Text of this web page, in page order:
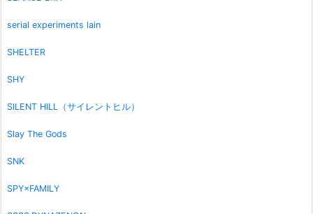
serial experiments lain
SHELTER
SHY
SILENT HILL（サイレントヒル）
Slay The Gods
SNK
SPY×FAMILY